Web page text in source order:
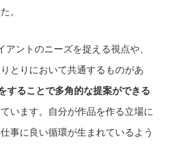
。
アントのニーズを捉える視点や、
とりにおいて共通するものがあ
することで多角的な提案ができる
います。自分が作品を作る立場に
事に良い循環が生まれているよう